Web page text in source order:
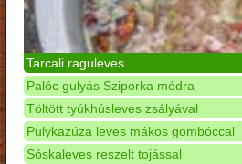
Tarcali raguleves
Palóc gulyás Sziporka módra
Töltött tyúkhúsleves zsályával
Pulykazúza leves mákos gombóccal
Sóskaleves reszelt tojással